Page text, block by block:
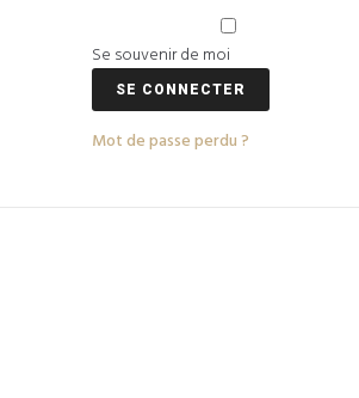
Se souvenir de moi
SE CONNECTER
Mot de passe perdu ?